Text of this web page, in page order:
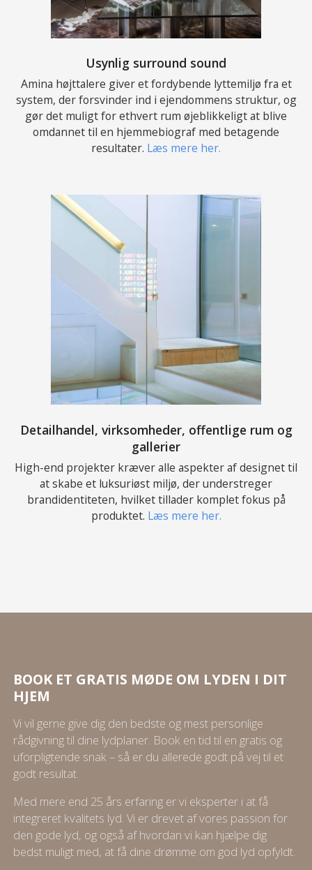
Usynlig surround sound
Amina højttalere giver et fordybende lyttemiljø fra et
system, der forsvinder ind i ejendommens struktur, og
gør det muligt for ethvert rum øjeblikkeligt at blive
omdannet til en hjemmebiograf med betagende
resultater. Læs mere her.
Detailhandel, virksomheder, offentlige rum og
gallerier
High-end projekter kræver alle aspekter af designet til
at skabe et luksuriøst miljø, der understreger
brandidentiteten, hvilket tillader komplet fokus på
produktet. Læs mere her.
BOOK ET GRATIS MØDE OM LYDEN I DIT
HJEM
Vi vil gerne give dig den bedste og mest personlige
rådgivning til dine lydplaner. Book en tid til en gratis og
uforpligtende snak – så er du allerede godt på vej til et
godt resultat.
Med mere end 25 års erfaring er vi eksperter i at få
integreret kvalitets lyd. Vi er drevet af vores passion for
den gode lyd, og også af hvordan vi kan hjælpe dig
bedst muligt med, at få dine drømme om god lyd opfyldt.